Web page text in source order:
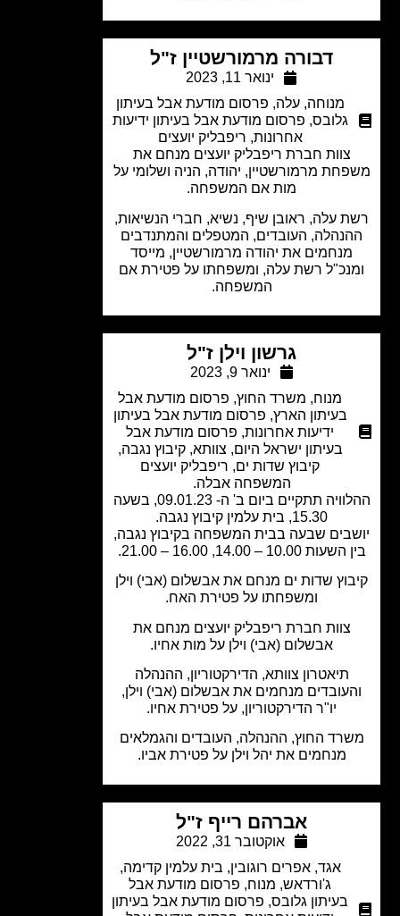
דבורה מרמורשטיין ז"ל
ינואר 11, 2023
עלה,פרסום מודעת אבל בעיתון
גלובס
פרסום מודעת אבל בעיתון ידיעות
אחרונות,ריפבליק יועצים
צוות חברת ריפבליק יועצים מנחם את
מרמורשטיין, יהודה, הניה ושלומי על
מות אם המשפחה.
עלה, ראובן שיף, נשיא, חברי הנשיאות,
העובדים, המטפלים והמתנדבים
מנחמים את יהודה מרמורשטיין, מייסד
רשת עלה, ומשפחתו על פטירת אם
המשפחה.
גרשון וילן ז"ל
ינואר 9, 2023
משרד החוץ,פרסום מודעת אבל
בעיתון הארץ,פרסום מודעת אבל בעיתון
ידיעות אחרונות,פרסום מודעת אבל
בעיתון ישראל היום,צוותא,קיבוץ נגבה,
קיבוץ שדות ים,ריפבליק יועצים
המשפחה אבלה.
ההלוויה תתקיים ביום ב' ה- 09.01.23, בשעה
שבעה בבית המשפחה בקיבוץ נגבה,
10.00 – 14.00, 16.00 – 21.00.
שדות ים מנחם את אבשלום (אבי) וילן
ומשפחתו על פטירת האח.
צוות חברת ריפבליק יועצים מנחם את
אבשלום (אבי) וילן על מות אחיו.
תיאטרון צוותא, הדירקטוריון, ההנהלה
מנחמים את אבשלום (אבי) וילן,
יו"ר הדירקטוריון, על פטירת אחיו.
החוץ, ההנהלה, העובדים והגמלאים
מנחמים את יהל וילן על פטירת אביו.
אברהם רייף ז"ל
אוקטובר 31, 2022
אפרים רוגובין, בית עלמין קדימה,
ג'ורדאש,מנוח,פרסום מודעת אבל
בעיתון גלובס, פרסום מודעת אבל בעיתון